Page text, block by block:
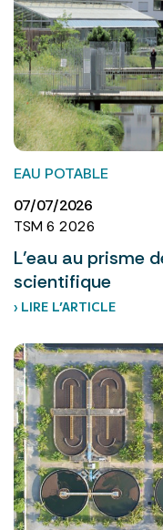
EAU POTABLE
07/07/2026
TSM 6 2026
L’eau au prisme
scientifique
› LIRE L’ARTICLE